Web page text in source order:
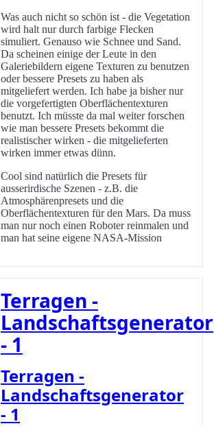
Was auch nicht so schön ist - die Vegetation
wird halt nur durch farbige Flecken
simuliert. Genauso wie Schnee und Sand.
Da scheinen einige der Leute in den
Galeriebildern eigene Texturen zu benutzen
oder bessere Presets zu haben als
mitgeliefert werden. Ich habe ja bisher nur
die vorgefertigten Oberflächentexturen
benutzt. Ich müsste da mal weiter forschen
wie man bessere Presets bekommt die
realistischer wirken - die mitgelieferten
wirken immer etwas dünn.
Cool sind natürlich die Presets für
ausserirdische Szenen - z.B. die
Atmosphärenpresets und die
Oberflächentexturen für den Mars. Da muss
man nur noch einen Roboter reinmalen und
man hat seine eigene NASA-Mission
Terragen -
Landschaftsgenerator
- 1
Terragen -
Landschaftsgenerator
- 1